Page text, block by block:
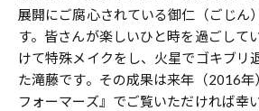
展開にご腐心されている御仁（ごじん
す。皆さんが楽しいひと時を過ごして
けて特殊メイクをし、火星でゴキブリ
た滝藤です。その成果は来年（2016年
フォーマーズ』でご覧いただければ幸い